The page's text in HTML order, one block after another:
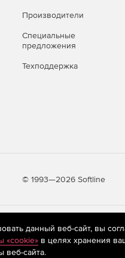
Производители
Специальные
предложения
Техподдержка
© 1993—2026 Softline
к предпочтениям
данный веб-сайт, вы
«cookie»в целях хранения
веб-сайта.